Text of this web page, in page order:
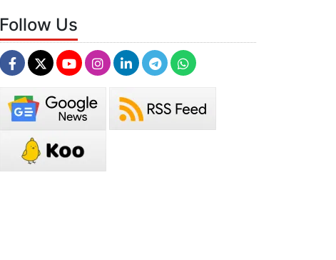
Follow Us